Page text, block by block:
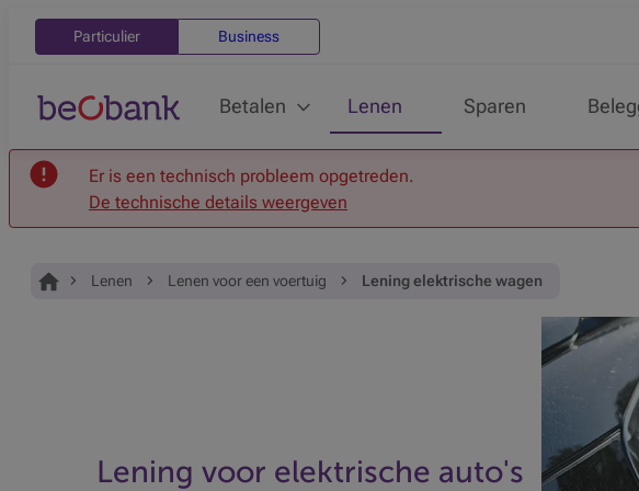
Particulier Business
Betalen Lenen Sparen
Er is een technisch probleem opgetreden.
De technische details weergeven
Je bent hier:
Home Lenen Lenen voor een voertuig Lening elektrische wagen
Lening voor elektrische auto's